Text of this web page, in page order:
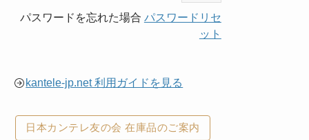
パスワードを忘れた場合 パスワードリセ
ット
kantele-jp.net 利用ガイドを見る
日本カンテレ友の会 在庫品のご案内